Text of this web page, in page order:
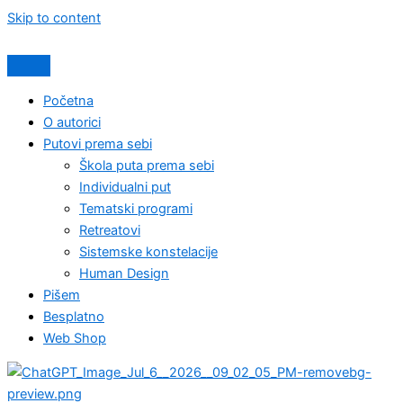
Skip to content
Početna
O autorici
Putovi prema sebi
Škola puta prema sebi
Individualni put
Tematski programi
Retreatovi
Sistemske konstelacije
Human Design
Pišem
Besplatno
Web Shop